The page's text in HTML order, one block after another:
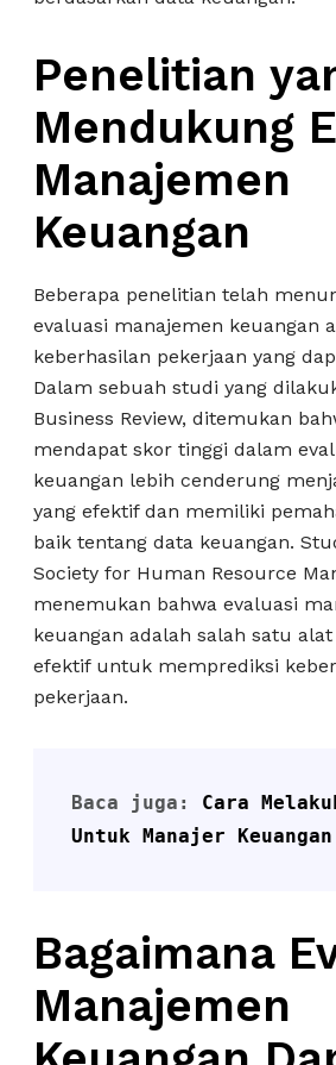
Penelitian
Mendukung
Manajemen
Keuangan
Beberapa penelitian telah
evaluasi manajemen keuangan
keberhasilan pekerjaan yang
Dalam sebuah studi yang
Business Review, ditemukan
mendapat skor tinggi dalam
keuangan lebih cenderung
yang efektif dan memiliki
baik tentang data keuangan.
Society for Human Resource
menemukan bahwa evaluasi
keuangan adalah salah satu
efektif untuk memprediksi
pekerjaan.
Baca juga: Cara
Untuk Manajer Keuangan
Bagaimana
Manajemen